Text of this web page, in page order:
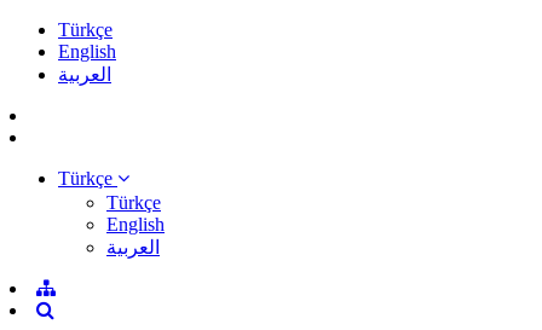
Türkçe
English
العربية
Türkçe
Türkçe
English
العربية